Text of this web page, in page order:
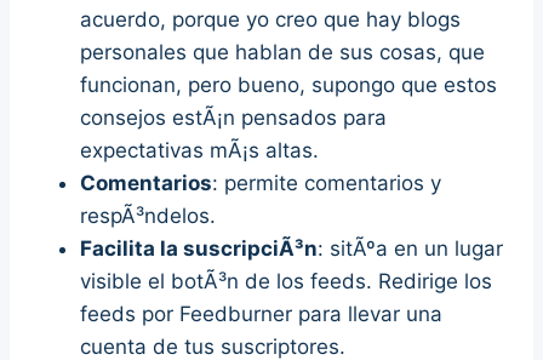
acuerdo, porque yo creo que hay blogs
personales que hablan de sus cosas, que
funcionan, pero bueno, supongo que estos
consejos estÃ¡n pensados para
expectativas mÃ¡s altas.
Comentarios: permite comentarios y
respÃ³ndelos.
Facilita la suscripciÃ³n: sitÃºa en un lugar
visible el botÃ³n de los feeds. Redirige los
feeds por Feedburner para llevar una
cuenta de tus suscriptores.